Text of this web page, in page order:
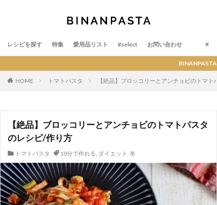
レシピを探す 特集 愛用品リスト #select お問い合わせ
BINANPASTAの各種関連
HOME トマトパスタ 【絶品】ブロッコリーとアンチョビのトマ
【絶品】ブロッコリーとアンチョビのトマトパスタ
のレシピ/作り方
トマトパスタ 10分で作れる, ダイエット , 冬